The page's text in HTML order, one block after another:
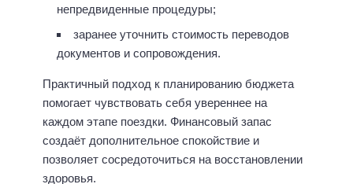
непредвиденные процедуры;
заранее уточнить стоимость переводов
документов и сопровождения.
Практичный подход к планированию бюджета
помогает чувствовать себя увереннее на
каждом этапе поездки. Финансовый запас
создаёт дополнительное спокойствие и
позволяет сосредоточиться на восстановлении
здоровья.